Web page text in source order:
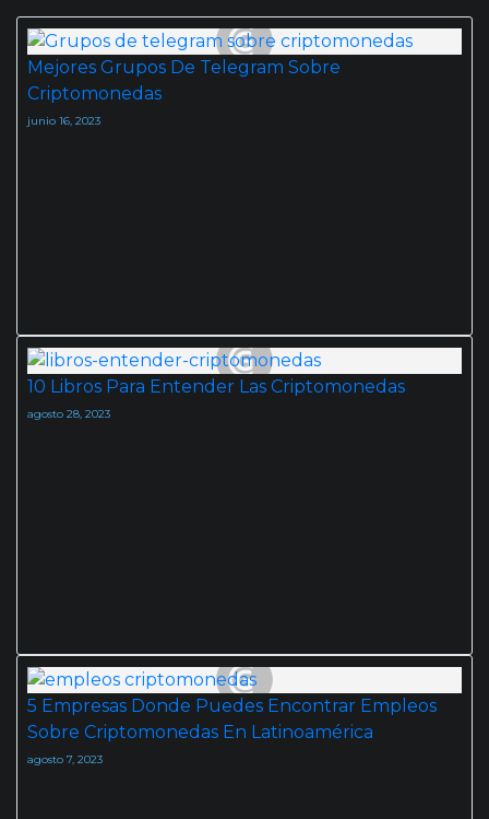
Mejores Grupos De Telegram Sobre
Criptomonedas
junio 16, 2023
10 Libros Para Entender Las Criptomonedas
agosto 28, 2023
5 Empresas Donde Puedes Encontrar Empleos
Sobre Criptomonedas En Latinoamérica
agosto 7, 2023